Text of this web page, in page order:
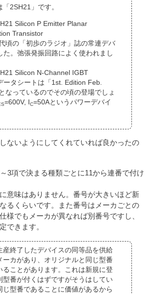
2SH21」です。
Silicon P Emitter Planar
Transistor
頃の「初歩のラジオ」誌の常連デバ
た。弛張発振回路によく使われまし
Silicon N-Channel IGBT
ータシートは「1st. Edition Feb.
なっているのでその頃の登場でしょ
=600V, IC=50Aというパワーデバイ
ないようにしてくれていれば良かったの
3項で決まる種類ごとに11から連番で付け
意味はありません。番号が大きいほど新
るくらいです。また番号はメーカごとの
様でもメーカが異なれば別番号ですし、
できます。
産終了したデバイスの同等品を供給
ーカがあり、オリジナルと同じ型番
ることがあります。これは新規に登
型番が付くはずですがそうはしてい
じ型番であることに価値があるから